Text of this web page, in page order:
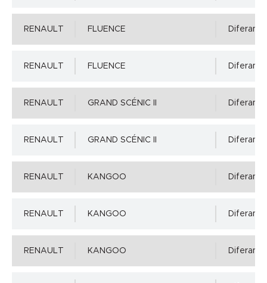
RENAULT FLUENCE
RENAULT FLUENCE
RENAULT GRAND SCÉNIC II
RENAULT GRAND SCÉNIC II
RENAULT KANGOO
RENAULT KANGOO
RENAULT KANGOO